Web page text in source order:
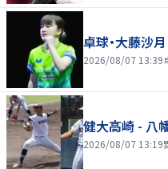
卓球・大藤沙
2026/08/07 13:39
健大高崎 - 八
2026/08/07 13:19